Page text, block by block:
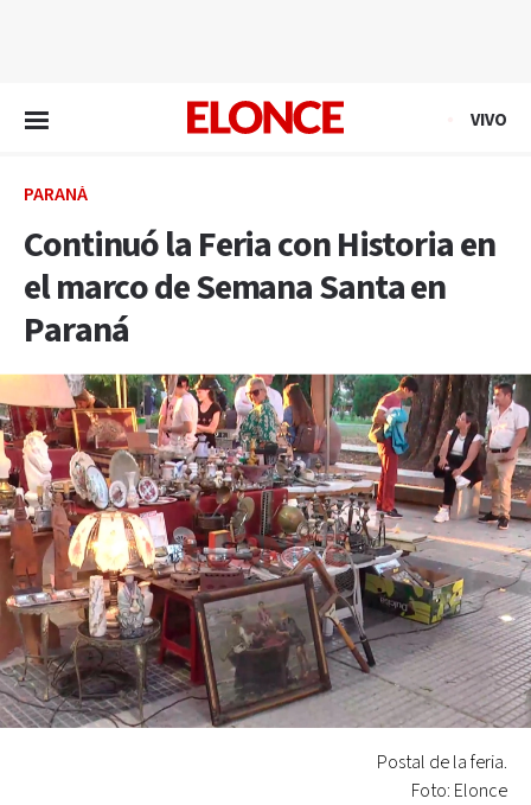
VIVO
PARANÁ
Continuó la Feria con Historia en
el marco de Semana Santa en
Paraná
Postal de la feria.
Foto: Elonce